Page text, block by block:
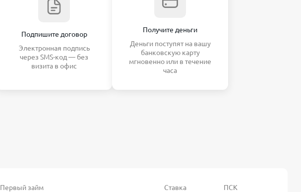
Подпишите договор
Электронная подпись
через SMS-код — без
визита в офис
Получите деньги
Деньги поступят на вашу
банковскую карту
мгновенно или в течение
часа
Первый займ Ставка ПСК